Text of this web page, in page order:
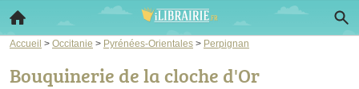
Accueil > Occitanie > Pyrénées-Orientales > Perpignan
Bouquinerie de la cloche d'Or